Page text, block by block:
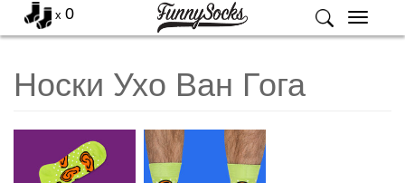
Меню
x 0
Носки Ухо Ван Гога